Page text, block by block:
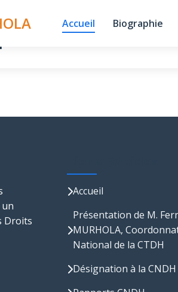
Accueil Biographie
par fmurhola dans
un
Droits
Accueil
Présentation de M.
MURHOLA,
National de la CTDH
Désignation à la CNDH